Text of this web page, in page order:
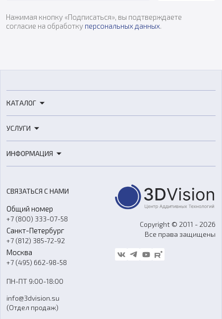
Нажимая кнопку «Подписаться», вы подтверждаете
согласие на обработку персональных данных.
КАТАЛОГ
3D-сканеры
Расходные материалы
Оборудование и материалы для вакуумного литья
Аксессуары и прочее оборудование
Программное обеспечение
УСЛУГИ
3D-моделирование
Ремонт и услуги
ИНФОРМАЦИЯ
О компании
Контакты
Гос. закупки
Стать дилером
Блог
FAQ
СВЯЗАТЬСЯ С НАМИ
Общий номер
+7 (800) 333-07-58
Санкт-Петербург
+7 (812) 385-72-92
Москва
+7 (495) 662-98-58
ПН-ПТ 9:00-18:00
info@3dvision.su
(Отдел продаж)
Copyright © 2011 - 2026
Все права защищены